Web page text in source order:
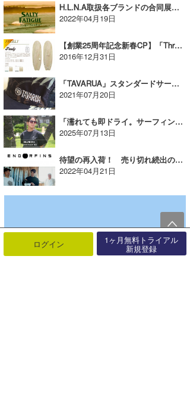
H.L.N.A取扱各ブランドの合同展示会が開催！【AD】
2022年04月19日
【創業25周年記念新春CP】「ThreeWeather」Freely サーフボード 5’9 1名様
2016年12月31日
「TAVARUA」スタンダードサーフCAP《2021夏新色》入荷【AD】
2021年07月20日
「濡れても即ドライ。サーフィン後も、プール後も、汗ばむ日常も」万能サーフTシャツ
2025年07月13日
待望の再入荷！ 売り切れ続出のケリーのフィンブランドENDORFINS【AD】
2022年04月21日
ログイン 1ヶ月無料トライアル
新規登録